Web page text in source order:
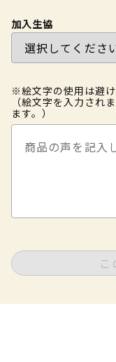
加入生協
※絵文字の使用は避け
（絵文字を入力され
ます。）